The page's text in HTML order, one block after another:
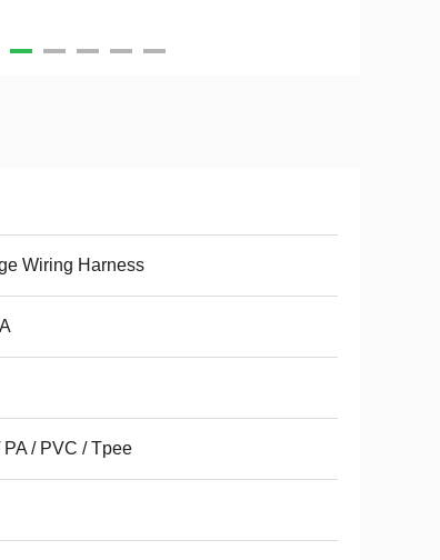
Wiring Harness
PA / PVC / Tpee